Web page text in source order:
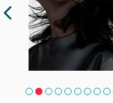
1 2 3 4 5 6 7 8 9